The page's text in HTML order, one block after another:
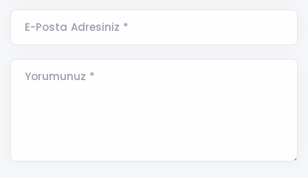
E-Posta Adresiniz *
Yorumunuz *